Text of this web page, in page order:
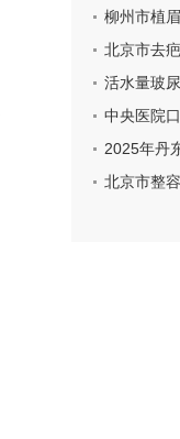
柳州市植
市植眉整
北京市去
一览-北京
活水量玻
术的坏处
中央医院
牙案例
2025年丹
丹东市隐
北京市整